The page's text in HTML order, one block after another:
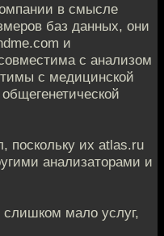
в смысле
баз данных, они
и
с анализом
с медицинской
поскольку их atlas.ru
анализаторами и
слишком мало услуг,